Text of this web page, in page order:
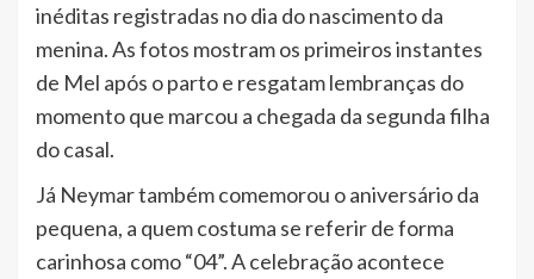
inéditas registradas no dia do nascimento da
menina. As fotos mostram os primeiros instantes
de Mel após o parto e resgatam lembranças do
momento que marcou a chegada da segunda filha
do casal.
Já Neymar também comemorou o aniversário da
pequena, a quem costuma se referir de forma
carinhosa como “04”. A celebração acontece